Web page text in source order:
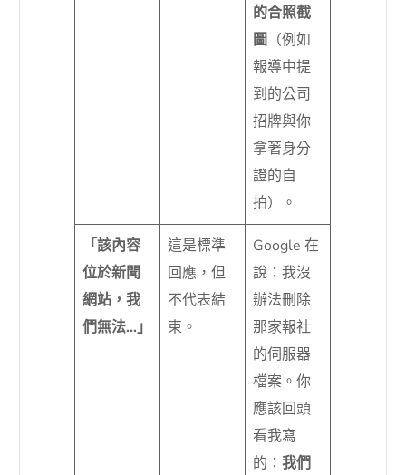
的合照截
圖 （例如
報導中提
到的公司
招牌與你
拿著身分
證的自
拍）。
「該內容
位於新聞
網站，我
們無法…」
這是標準
回應，但
不代表結
束。
Google 在
說：我沒
辦法刪除
那家報社
的伺服器
檔案。你
應該回頭
看我寫
的：我們